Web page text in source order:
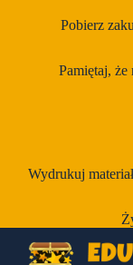
Pobierz
Pamiętaj, że
Wydrukuj